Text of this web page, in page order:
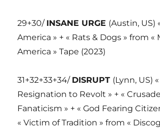
29+30/ INSANE URGE (Austin, US)
America » + « Rats & Dogs » from «
America » Tape (2023)
31+32+33+34/ DISRUPT (Lynn, US)
Resignation to Revolt » + «
Fanaticism » + « God Fearing
« Victim of Tradition » from «